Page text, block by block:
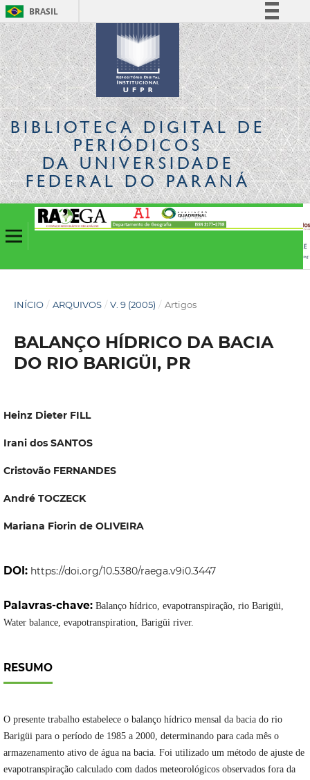
BRASIL
Simplifique!
Comunica BR
Participe
Acesso à informação
Legislação
Canais
BIBLIOTECA DIGITALDE
PERIÓDICOS
DA UNIVERSIDADE
FEDERAL DO PARANÁ
INÍCIO / ARQUIVOS / V. 9 (2005) / Artigos
BALANÇO HÍDRICO DA BACIA
DO RIO BARIGÜI, PR
Heinz Dieter FILL
Irani dos SANTOS
Cristovão FERNANDES
André TOCZECK
Mariana Fiorin de OLIVEIRA
DOI: https://doi.org/10.5380/raega.v9i0.3447
Palavras-chave: Balanço hídrico, evapotranspiração, rio Barigüi,
Water balance, evapotranspiration, Barigüi river.
RESUMO
O presente trabalho estabelece o balanço hídrico mensal da bacia do rio
Barigüi para o período de 1985 a 2000, determinando para cada mês o
armazenamento ativo de água na bacia. Foi utilizado um método de ajuste de
evapotranspiração calculado com dados meteorológicos observados fora da